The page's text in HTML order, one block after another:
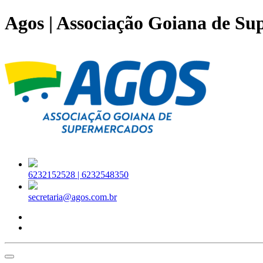
Agos | Associação Goiana de
6232152528 | 6232548350
secretaria@agos.com.br